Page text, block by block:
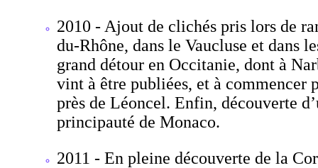
2010 - Ajout de clichés pris lors de
du-Rhône, dans le Vaucluse et dans
grand détour en Occitanie, dont à
vint à être publiées, et à commencer
près de Léoncel. Enfin, découverte
principauté de Monaco.
2011 - En pleine découverte de la